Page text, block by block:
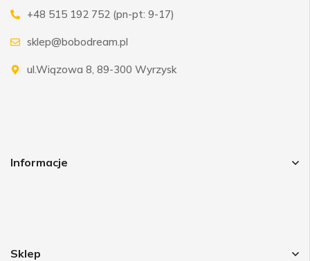
+48 515 192 752 (pn-pt: 9-17)
sklep@bobodream.pl
ul.Wiązowa 8, 89-300 Wyrzysk
Informacje
Sklep